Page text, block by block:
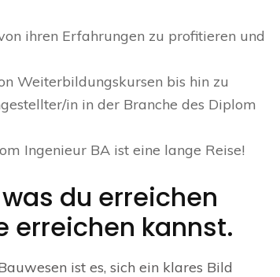
ihren Erfahrungen zu profitieren und
Weiterbildungskursen bis hin zu
in in der Branche des Diplom
Ingenieur BA ist eine lange Reise!
du erreichen
erreichen kannst.
ist es, sich ein klares Bild